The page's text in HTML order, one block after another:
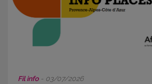
Fil info - 03/07/2026